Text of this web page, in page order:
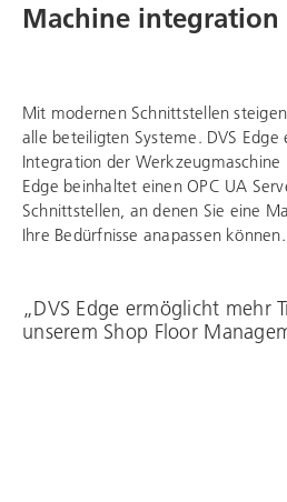
Machine integration
„DVS Edge ermöglicht mehr
unserem Shop Floor
Mit modernen Schnittstellen
alle beteiligten Systeme. DVS
Integration der Werkzeugmaschine
Edge beinhaltet einen OPC UA
Schnittstellen, an denen Sie eine
Ihre Bedürfnisse anapassen können.